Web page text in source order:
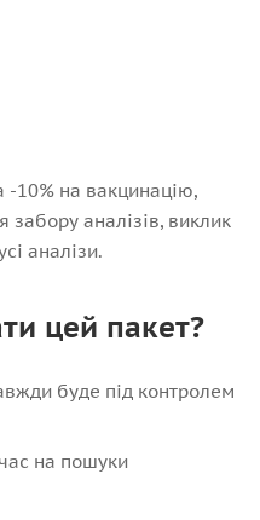
-10% на вакцинацію,
аналізів, виклик
аналізи.
цей пакет?
буде під контролем
на пошуки